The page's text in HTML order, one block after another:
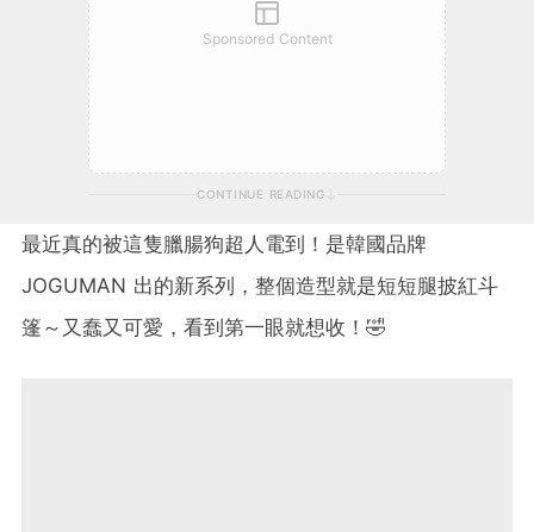
Sponsored Content
CONTINUE READING
最近真的被這隻臘腸狗超人電到！是韓國品牌
JOGUMAN 出的新系列，整個造型就是短短腿披紅斗
篷～又蠢又可愛，看到第一眼就想收！🤣